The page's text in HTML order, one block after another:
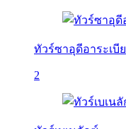
ทัวร์ซาอุดีอาระเบีย
2